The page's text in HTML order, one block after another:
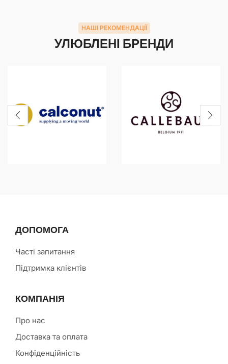
НАШІ РЕКОМЕНДАЦІЇ
УЛЮБЛЕНІ БРЕНДИ
ДОПОМОГА
Часті запитання
Підтримка клієнтів
КОМПАНІЯ
Про нас
Доставка та оплата
Конфіденційність